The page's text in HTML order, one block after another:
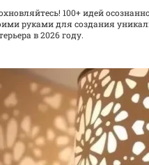
100+ идей
руками для создания
в 2026 году.